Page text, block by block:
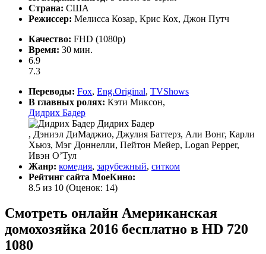
Страна: США
Режиссер: Мелисса Козар, Крис Кох, Джон Путч
Качество: FHD (1080p)
Время: 30 мин.
6.9
7.3
Переводы: Fox, Eng.Original, TVShows
В главных ролях: Кэти Миксон,
Дидрих Бадер
Дидрих Бадер
, Дэниэл ДиМаджио, Джулия Баттерз, Али Вонг, Карли
Хьюз, Мэг Доннелли, Пейтон Мейер, Logan Pepper,
Ивэн О’Тул
Жанр: комедия, зарубежный, ситком
Рейтинг сайта МоеКино:
8.5 из 10 (Оценок: 14)
Смотреть онлайн Американская
домохозяйка 2016 бесплатно в HD 720
1080